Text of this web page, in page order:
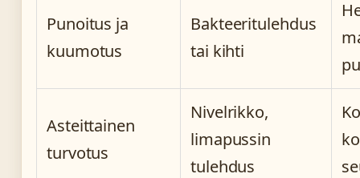
Punoitus ja
kuumotus
Bakteeritulehdus
tai kihti
Asteittainen
turvotus
Nivelrikko,
limapussin
tulehdus